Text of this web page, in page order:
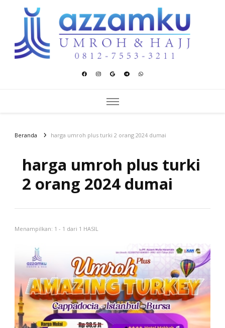
Azzamku Umroh dan Hajj
Beranda harga umroh plus turki 2 orang 2024 dumai
harga umroh plus turki
2 orang 2024 dumai
Menampilkan: 1 - 1 dari 1 HASIL